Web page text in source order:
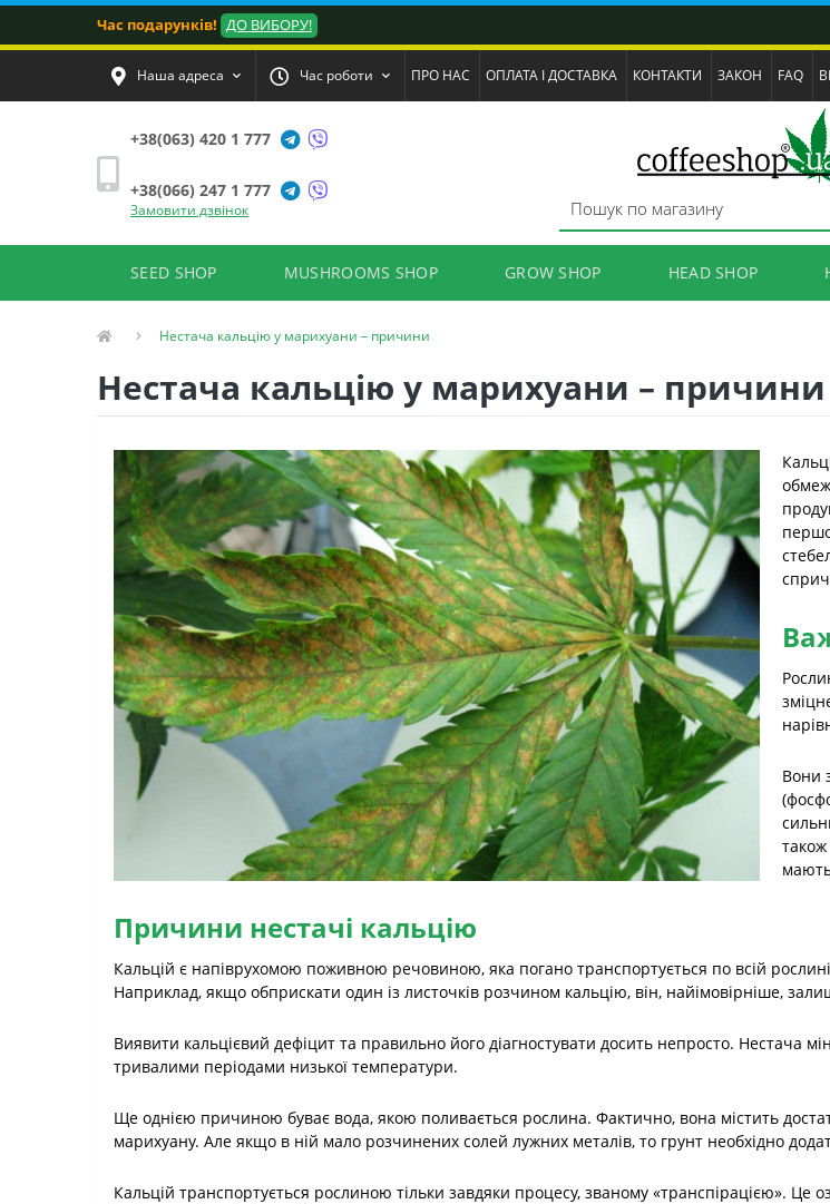
Час подарунків! ДО ВИБОРУ!
Наша адреса Час роботи ПРО НАС ОПЛАТА І ДОСТАВКА КОНТАКТИ ЗАКОН FAQ
+38(063) 420 1 777
+38(066) 247 1 777
Замовити дзвінок
SEED SHOP MUSHROOMS SHOP GROW SHOP HEAD SHOP
Нестача кальцію у марихуани – причини
Нестача кальцію у марихуани – причини
Вони
Причини нестачі кальцію
Кальцій є напіврухомою поживною речовиною, яка погано транспортується по всій
Наприклад, якщо обприскати один із листочків розчином кальцію, він, найімовірніше,
Виявити кальцієвий дефіцит та правильно його діагностувати досить непросто. Нестача
тривалими періодами низької температури.
Ще однією причиною буває вода, якою поливається рослина. Фактично, вона містить
марихуану. Але якщо в ній мало розчинених солей лужних металів, то грунт необхідно
Кальцій транспортується рослиною тільки завдяки процесу, званому «транспірацією».